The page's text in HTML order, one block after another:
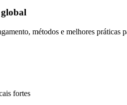
métodos e melhores práticas
fortes